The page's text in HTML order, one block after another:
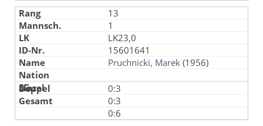
13
1
LK23,0
15601641
Pruchnicki, Marek (1956)
0:3
0:3
0:6